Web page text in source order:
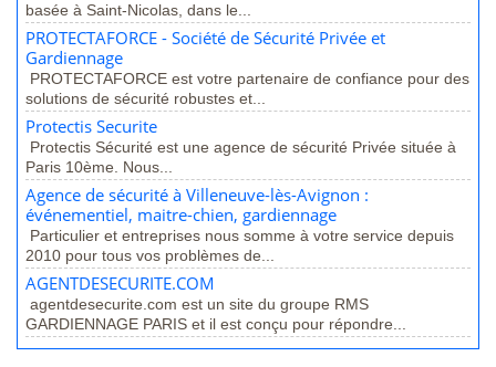
basée à Saint-Nicolas, dans le...
PROTECTAFORCE - Société de Sécurité Privée et
Gardiennage
PROTECTAFORCE est votre partenaire de confiance pour des
solutions de sécurité robustes et...
Protectis Securite
Protectis Sécurité est une agence de sécurité Privée située à
Paris 10ème. Nous...
Agence de sécurité à Villeneuve-lès-Avignon :
événementiel, maitre-chien, gardiennage
Particulier et entreprises nous somme à votre service depuis
2010 pour tous vos problèmes de...
AGENTDESECURITE.COM
agentdesecurite.com est un site du groupe RMS
GARDIENNAGE PARIS et il est conçu pour répondre...